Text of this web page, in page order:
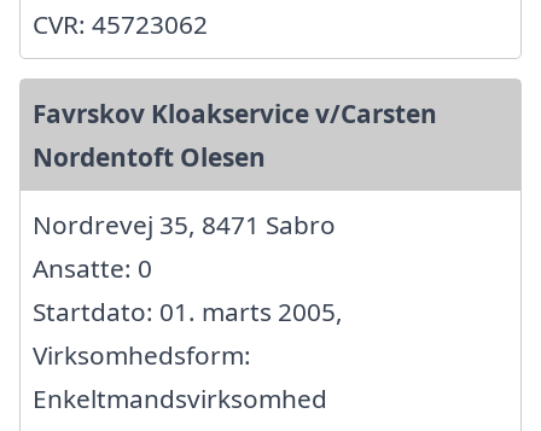
CVR: 45723062
Favrskov Kloakservice v/Carsten
Nordentoft Olesen
Nordrevej 35, 8471 Sabro
Ansatte: 0
Startdato: 01. marts 2005,
Virksomhedsform:
Enkeltmandsvirksomhed